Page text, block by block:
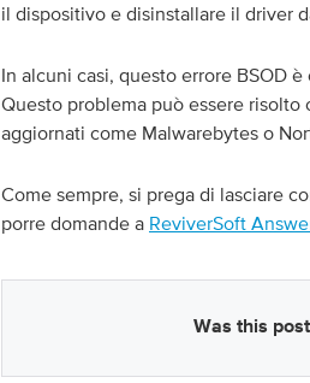
il dispositivo e disinstallare il driver
In alcuni casi, questo errore BSOD
Questo problema può essere
aggiornati come Malwarebytes o
Come sempre, si prega di lasciare
porre domande a ReviverSoft
Was this